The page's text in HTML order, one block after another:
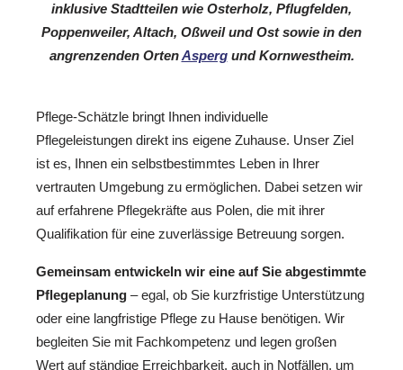
inklusive Stadtteilen wie Osterholz, Pflugfelden,
Poppenweiler, Altach, Oßweil und Ost sowie in den
angrenzenden OrtenAspergund Kornwestheim.
Pflege-Schätzle bringt Ihnen individuelle
Pflegeleistungen direkt ins eigene Zuhause. Unser Ziel
ist es, Ihnen ein selbstbestimmtes Leben in Ihrer
vertrauten Umgebung zu ermöglichen. Dabei setzen wir
auf erfahrene Pflegekräfte aus Polen, die mit ihrer
Qualifikation für eine zuverlässige Betreuung sorgen.
Gemeinsam entwickeln wir eine auf Sie abgestimmte
Pflegeplanung – egal, ob Sie kurzfristige Unterstützung
oder eine langfristige Pflege zu Hause benötigen. Wir
begleiten Sie mit Fachkompetenz und legen großen
Wert auf ständige Erreichbarkeit, auch in Notfällen, um